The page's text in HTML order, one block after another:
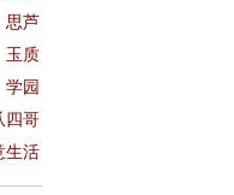
思芦
玉质
学园
四哥
生活